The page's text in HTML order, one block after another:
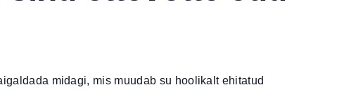
midagi, mis muudab su hoolikalt ehitatud